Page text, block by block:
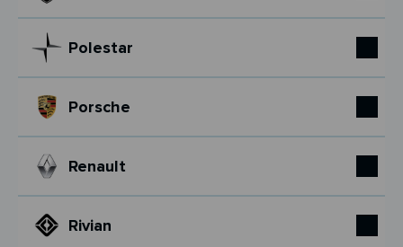
Polestar
Porsche
Renault
Rivian